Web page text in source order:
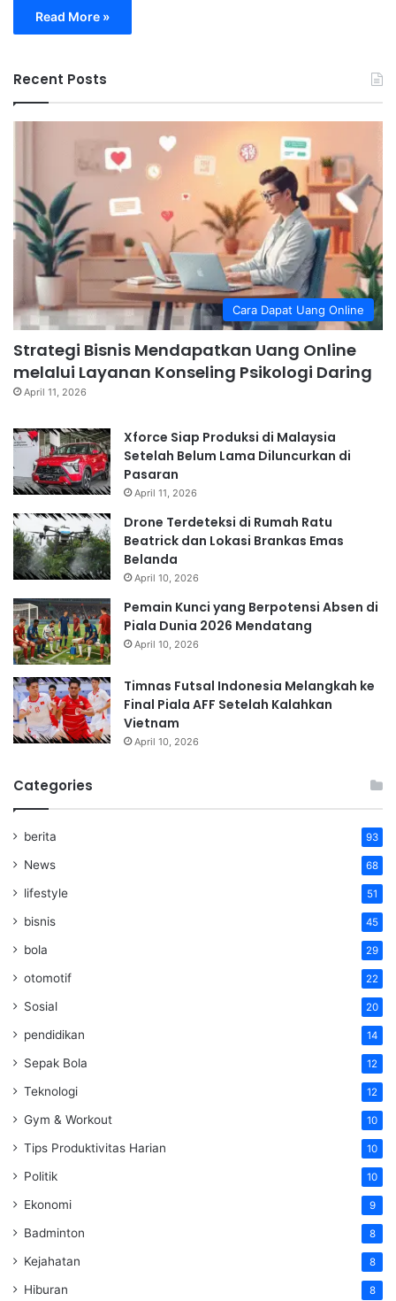
Read More »
Recent Posts
Cara Dapat Uang Online
Strategi Bisnis Mendapatkan Uang Online
melalui Layanan Konseling Psikologi Daring
April 11, 2026
Xforce Siap Produksi di Malaysia
Setelah Belum Lama Diluncurkan di
Pasaran
April 11, 2026
Drone Terdeteksi di Rumah Ratu
Beatrick dan Lokasi Brankas Emas
Belanda
April 10, 2026
Pemain Kunci yang Berpotensi Absen di
Piala Dunia 2026 Mendatang
April 10, 2026
Timnas Futsal Indonesia Melangkah ke
Final Piala AFF Setelah Kalahkan
Vietnam
April 10, 2026
Categories
berita 93
News 68
lifestyle 51
bisnis 45
bola 29
otomotif 22
Sosial 20
pendidikan 14
Sepak Bola 12
Teknologi 12
Gym & Workout 10
Tips Produktivitas Harian 10
Politik 10
Ekonomi 9
Badminton 8
Kejahatan 8
Hiburan 8